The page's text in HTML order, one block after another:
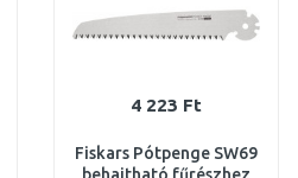
4 223 Ft
Fiskars Pótpenge SW69